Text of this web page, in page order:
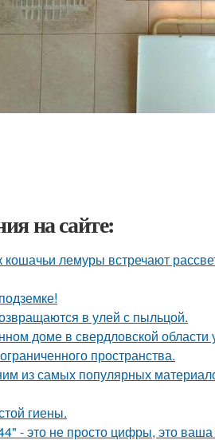
на сайте:
кошачьи лемуры встречают
в улей с пыльцой.
доме в свердловской области
пространства.
из самых популярных
гиены.
- это не просто цифры, это